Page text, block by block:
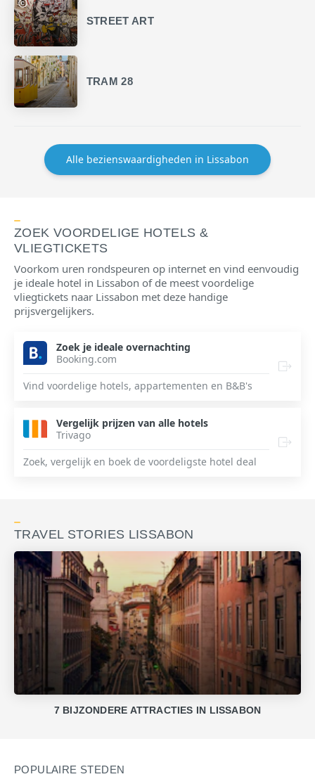
STREET ART
TRAM 28
Alle bezienswaardigheden in Lissabon
ZOEK VOORDELIGE HOTELS &
VLIEGTICKETS
Voorkom uren rondspeuren op internet en vind eenvoudig
je ideale hotel in Lissabon of de meest voordelige
vliegtickets naar Lissabon met deze handige
prijsvergelijkers.
Zoek je ideale overnachting
Booking.com
Vind voordelige hotels, appartementen en B&B's
Vergelijk prijzen van alle hotels
Trivago
Zoek, vergelijk en boek de voordeligste hotel deal
TRAVEL STORIES LISSABON
7 BIJZONDERE ATTRACTIES IN LISSABON
POPULAIRE STEDEN